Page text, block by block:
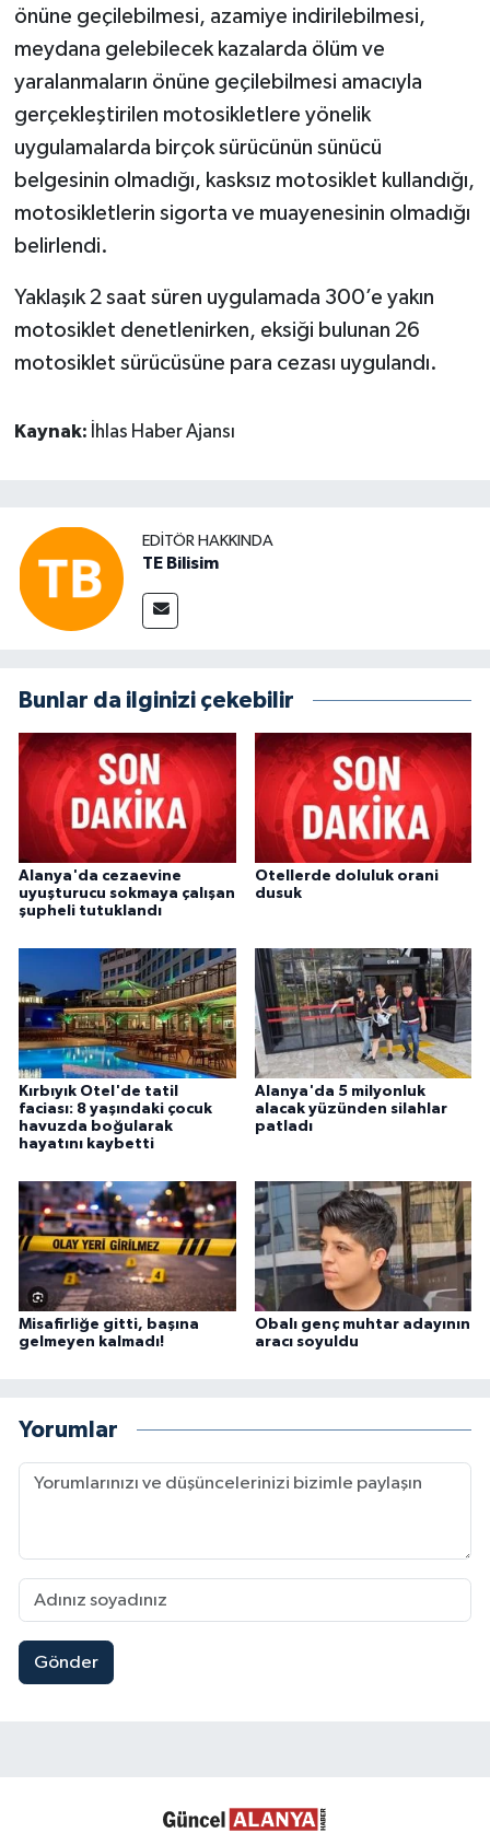
önüne geçilebilmesi, azamiye indirilebilmesi,
meydana gelebilecek kazalarda ölüm ve
yaralanmaların önüne geçilebilmesi amacıyla
gerçekleştirilen motosikletlere yönelik
uygulamalarda birçok sürücünün sünücü
belgesinin olmadığı, kasksız motosiklet kullandığı,
motosikletlerin sigorta ve muayenesinin olmadığı
belirlendi.
Yaklaşık 2 saat süren uygulamada 300’e yakın
motosiklet denetlenirken, eksiği bulunan 26
motosiklet sürücüsüne para cezası uygulandı.
Kaynak: İhlas Haber Ajansı
EDITÖR HAKKINDA
TE Bilisim
Bunlar da ilginizi çekebilir
Alanya'da cezaevine
uyuşturucu sokmaya çalışan
şupheli tutuklandı
Otellerde doluluk orani
dusuk
Kırbıyık Otel'de tatil
faciası: 8 yaşındaki çocuk
havuzda boğularak
hayatını kaybetti
Alanya'da 5 milyonluk
alacak yüzünden silahlar
patladı
Misafirliğe gitti, başına
gelmeyen kalmadı!
Obalı genç muhtar adayının
aracı soyuldu
Yorumlar
Gönder